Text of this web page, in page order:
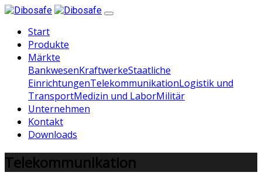
Start
Produkte
Märkte
BankwesenKraftwerkeStaatliche
EinrichtungenTelekommunikationLogistik und
TransportMedizin und LaborMilitär
Unternehmen
Kontakt
Downloads
Telekommunikation